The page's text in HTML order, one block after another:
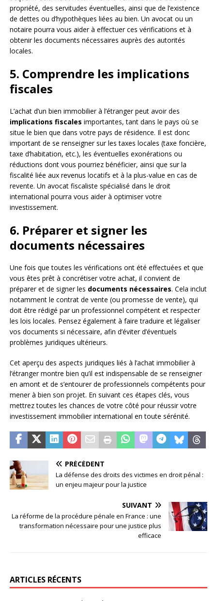
propriété, des servitudes éventuelles, ainsi que de l’existence
de dettes ou d’hypothèques liées au bien. Un avocat ou un
notaire pourra vous aider à effectuer ces vérifications et à
obtenir les documents nécessaires auprès des autorités
locales.
5. Comprendre les implications
fiscales
L’achat d’un bien immobilier à l’étranger peut avoir des
implications fiscales importantes, tant dans le pays où se
situe le bien que dans votre pays de résidence. Il est donc
important de se renseigner sur les taxes locales (taxe foncière,
taxe d’habitation, etc.), les éventuelles exonérations ou
réductions dont vous pourriez bénéficier, ainsi que sur la
fiscalité liée aux revenus locatifs et à la plus-value en cas de
revente. Un avocat fiscaliste spécialisé dans le droit
international pourra vous aider à optimiser votre
investissement.
6. Préparer et signer les
documents nécessaires
Une fois que toutes les vérifications ont été effectuées et que
vous êtes prêt à concrétiser votre achat, il convient de
préparer et de signer les documents nécessaires. Cela inclut
notamment le contrat de vente (ou promesse de vente), qui
doit être rédigé par un professionnel compétent et respecter
les lois locales. Pensez également à faire traduire et légaliser
vos documents si nécessaire, afin d’éviter d’éventuels
problèmes juridiques ultérieurs.
Cet aperçu des aspects juridiques liés à l’achat immobilier à
l’étranger montre bien qu’il est indispensable de se renseigner
en amont et de s’entourer de professionnels compétents pour
mener à bien son projet. En suivant ces étapes clés, vous
mettrez toutes les chances de votre côté pour réussir votre
investissement immobilier international en toute sérénité.
PRÉCÉDENT
La défense des droits des victimes en droit pénal :
un enjeu majeur pour la justice
SUIVANT
La réforme de la procédure pénale en France : une
transformation nécessaire pour une justice plus
efficace
ARTICLES RÉCENTS